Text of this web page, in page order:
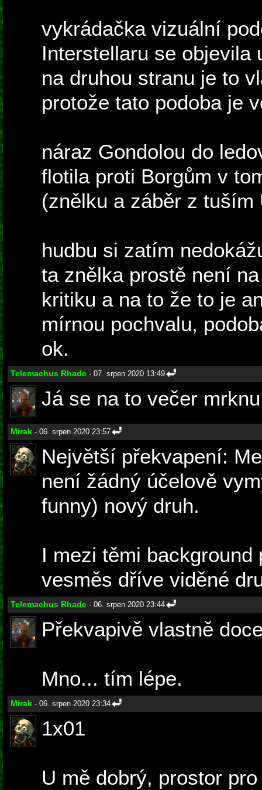
vykrádačka vizuální
Interstellaru se
na druhou stranu je to
protože tato podoba je
náraz Gondolou do
flotila proti Borgům v
(znělku a záběr z tuším
hudbu si zatím
ta znělka prostě není
kritiku a na to že to je
mírnou pochvalu,
ok.
Telemachus Rhade - 07. srpen 2020 13:49
Já se na to večer
Mirak - 06. srpen 2020 23:57
Největší překvapení:
není žádný účelově
funny) nový druh.
I mezi těmi background
vesměs dříve viděné
Telemachus Rhade - 06. srpen 2020 23:44
Překvapivě vlastně
Mno... tím lépe.
Mirak - 06. srpen 2020 23:34
1x01
U mě dobrý, prostor